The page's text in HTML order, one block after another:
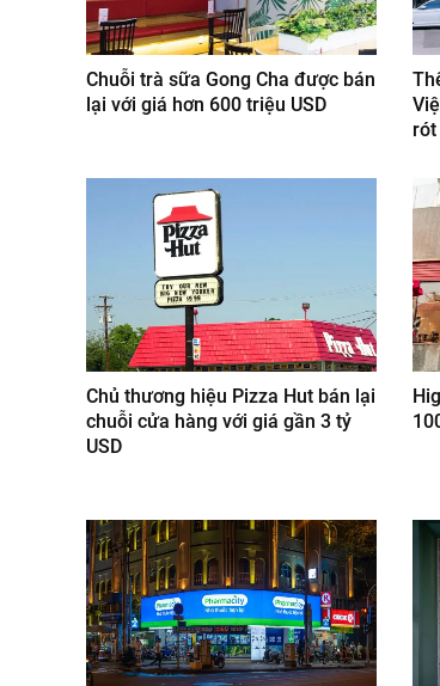
Chuỗi trà sữa Gong Cha được bán
lại với giá hơn 600 triệu USD
rót
Chủ thương hiệu Pizza Hut bán lại
chuỗi cửa hàng với giá gần 3 tỷ
USD